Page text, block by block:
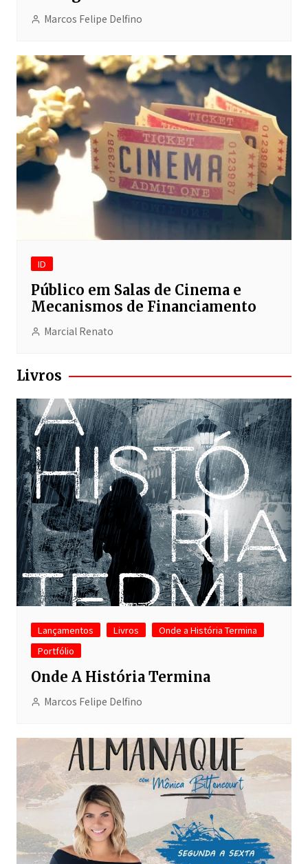
Marcos Felipe Delfino
ID
Público em Salas de Cinema e
Mecanismos de Financiamento
Marcial Renato
Livros
Lançamentos Livros
Onde a História Termina
Portfólio
Onde A História Termina
Marcos Felipe Delfino